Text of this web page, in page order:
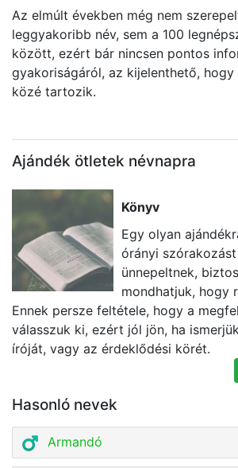
Az elmúlt években még nem
leggyakoribb név, sem a 100
között, ezért bár nincsen pontos
gyakoriságáról, az kijelenthető,
közé tartozik.
Ajándék ötletek névnapra
Könyv
Egy olyan
órányi
ünnepeltnek,
mondhatjuk, hogy
Ennek persze feltétele, hogy a
válasszuk ki, ezért jól jön, ha
íróját, vagy az érdeklődési körét.
Hasonló nevek
Armandó